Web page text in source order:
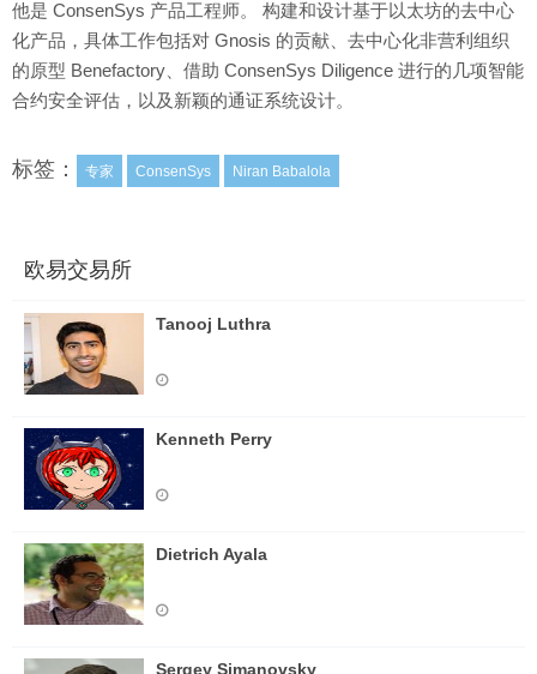
他是 ConsenSys 产品工程师。 构建和设计基于以太坊的去中心
化产品，具体工作包括对 Gnosis 的贡献、去中心化非营利组织
的原型 Benefactory、借助 ConsenSys Diligence 进行的几项智能
合约安全评估，以及新颖的通证系统设计。
标签： 专家 ConsenSys Niran Babalola
欧易交易所
Tanooj Luthra
Kenneth Perry
Dietrich Ayala
Sergey Simanovsky